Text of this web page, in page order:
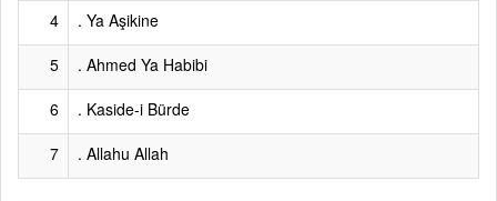
4
. Ya Aşikine
5
. Ahmed Ya Habibi
6
. Kaside-i Bürde
7
. Allahu Allah